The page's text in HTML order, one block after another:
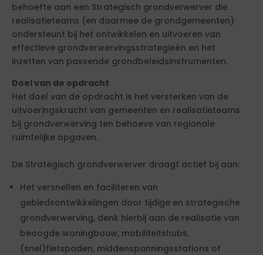
behoefte aan een Strategisch grondverwerver die
realisatieteams (en daarmee de grondgemeenten)
ondersteunt bij het ontwikkelen en uitvoeren van
effectieve grondverwervingsstrategieën en het
inzetten van passende grondbeleidsinstrumenten.
Doel van de opdracht
Het doel van de opdracht is het versterken van de
uitvoeringskracht van gemeenten en realisatieteams
bij grondverwerving ten behoeve van regionale
ruimtelijke opgaven.
De Strategisch grondverwerver draagt actief bij aan:
Het versnellen en faciliteren van
gebiedsontwikkelingen door tijdige en strategische
grondverwerving, denk hierbij aan de realisatie van
beoogde woningbouw, mobiliteitshubs,
(snel)fietspaden, middenspanningsstations of